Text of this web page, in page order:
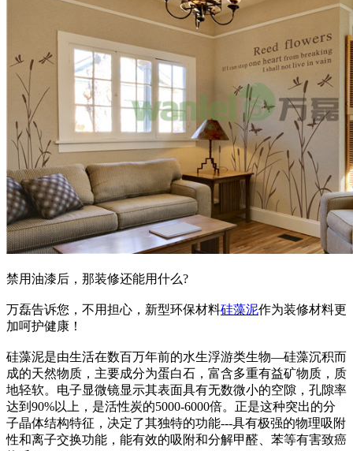
禁用油漆后，那装修还能用什么?
万磊告诉您，不用担心，新型环保材料硅藻泥作为装修材料更
加呵护健康！
硅藻泥是由生活在数百万年前的水生浮游类生物—硅藻沉积而
成的天然物质，主要成分为蛋白石，富含多重有益矿物质，质
地轻软。电子显微镜显示其表面具有无数微小的空隙，孔隙率
达到90%以上，是活性炭的5000-6000倍。正是这种突出的分
子晶体结构特征，决定了其独特的功能---具有极强的物理吸附
性和离子交换功能，能有效的吸附和分解甲醛、苯等有害致癌